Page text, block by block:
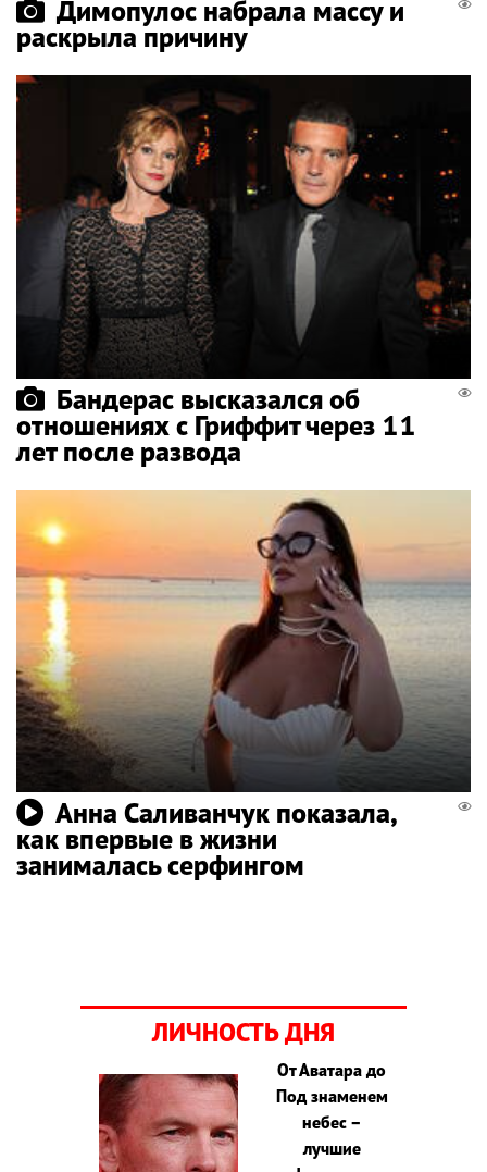
Димопулос набрала массу и
раскрыла причину
Бандерас высказался об
отношениях с Гриффит через 11
лет после развода
Анна Саливанчук показала,
как впервые в жизни
занималась серфингом
ЛИЧНОСТЬ ДНЯ
От Аватара до
Под знаменем
небес –
лучшие